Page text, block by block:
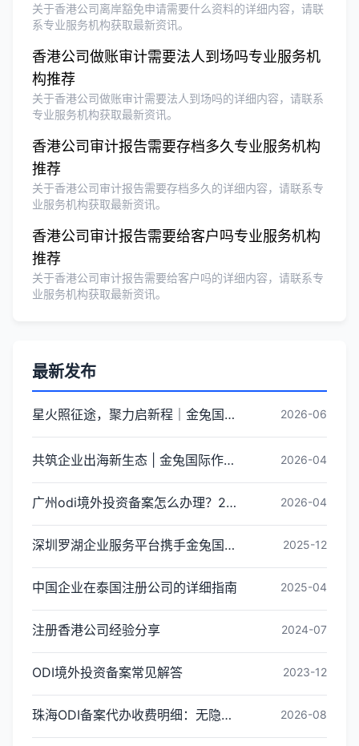
关于香港公司离岸豁免申请需要什么资料的详细内容，请联
系专业服务机构获取最新资讯。
香港公司做账审计需要法人到场吗专业服务机
构推荐
关于香港公司做账审计需要法人到场吗的详细内容，请联系
专业服务机构获取最新资讯。
香港公司审计报告需要存档多久专业服务机构
推荐
关于香港公司审计报告需要存档多久的详细内容，请联系专
业服务机构获取最新资讯。
香港公司审计报告需要给客户吗专业服务机构
推荐
关于香港公司审计报告需要给客户吗的详细内容，请联系专
业服务机构获取最新资讯。
最新发布
星火照征途，聚力启新程｜金兔国际井冈山红色研学团建圆满收官 2026-06
共筑企业出海新生态 | 金兔国际作为代表单位亮相宝安区出海服务中心揭牌仪式 2026-04
广州odi境外投资备案怎么办理？2026年最新流程详解 2026-04
深圳罗湖企业服务平台携手金兔国际ODI备案专家,共建跨境出海全链条服务新生态 2025-12
中国企业在泰国注册公司的详细指南 2025-04
注册香港公司经验分享 2024-07
ODI境外投资备案常见解答 2023-12
珠海ODI备案代办收费明细：无隐形消费更透明 2026-08